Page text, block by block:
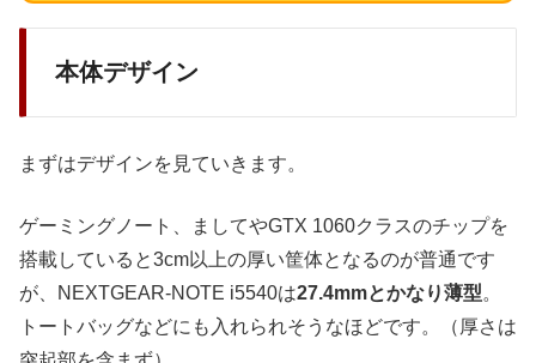
本体デザイン
まずはデザインを見ていきます。
ゲーミングノート、ましてやGTX 1060クラスのチップを
搭載していると3cm以上の厚い筐体となるのが普通です
が、NEXTGEAR-NOTE i5540は27.4mmとかなり薄型。
トートバッグなどにも入れられそうなほどです。（厚さは